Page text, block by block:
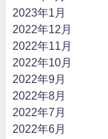
2023年1月
2022年12月
2022年11月
2022年10月
2022年9月
2022年8月
2022年7月
2022年6月